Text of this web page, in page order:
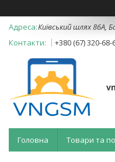
Київський шлях 86А,
+380 (67) 320-68-
Головна Товари та